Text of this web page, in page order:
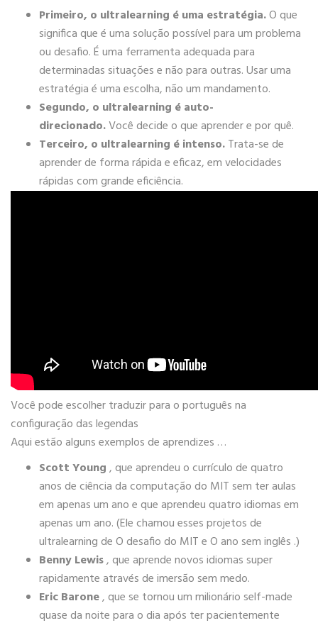
Primeiro, o ultralearning é uma estratégia.O que
significa que é uma solução possível para um problema
ou desafio. É uma ferramenta adequada para
determinadas situações e não para outras. Usar uma
estratégia é uma escolha, não um mandamento.
Segundo, o ultralearning é auto-
direcionado.Você decide o que aprender e por quê.
Terceiro, o ultralearning é intenso.Trata-se de
aprender de forma rápida e eficaz, em velocidades
rápidas com grande eficiência.
Você pode escolher traduzir para o português na
configuração das legendas
Aqui estão alguns exemplos de aprendizes …
Scott Young, que aprendeu o currículo de quatro
anos de ciência da computação do MIT sem ter aulas
em apenas um ano e que aprendeu quatro idiomas em
apenas um ano. (Ele chamou esses projetos de
ultralearning de O desafio do MIT e O ano sem inglês .)
Benny Lewis, que aprende novos idiomas super
rapidamente através de imersão sem medo.
Eric Barone, que se tornou um milionário self-made
quase da noite para o dia após ter pacientemente